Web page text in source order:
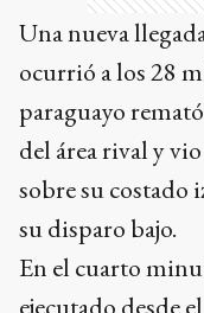
Una nueva
ocurrió a los 28
paraguayo
del área rival y
sobre su costado
su disparo bajo.
En el cuarto
ejecutado desde